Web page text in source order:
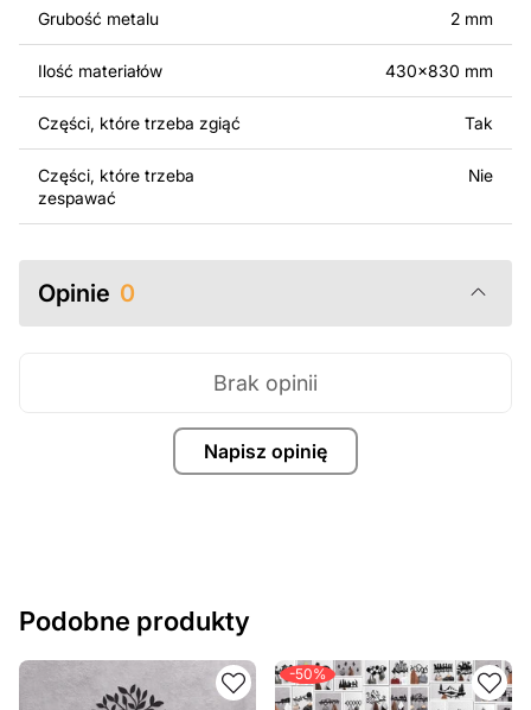
surowo zabronione.
Za dodatkową opłatą możemy dostosować projekt
albo wprowadzenie innych modyfikacji według Twoich
potrzeb. Jeśli potrzebujesz indywidualnego projektu
metalowego produktu, skontaktuj się z nami.
Jeśli masz jakiekolwiek pytania lub potrzebujesz
Grubość metalu 2 mm
Ilość materiałów 430x830 mm
Części, które trzeba zgiąć Tak
Części, które trzeba
zespawać
Nie
Opinie 0
Napisz opinię
Brak opinii
Podobne produkty
-50%